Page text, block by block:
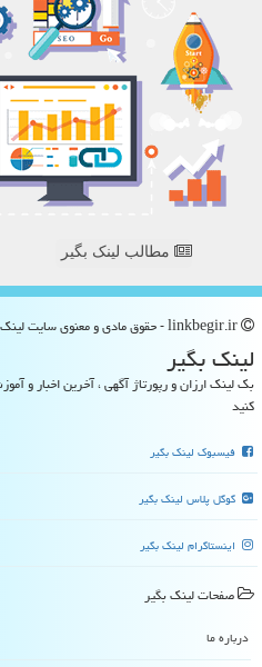
مطالب لینک بگیر
لینك بگیر
بک لینک ارزان و رپورتاژ آگهی ، آخرین اخبار و
کنید
فیسبوک لینک بگیر
گوگل پلاس لینک بگیر
اینستاگرام لینک بگیر
صفحات لینك بگیر
درباره ما